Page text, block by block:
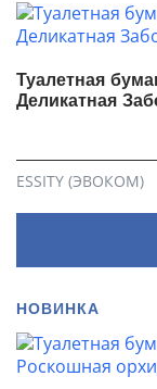
Туалетная
Деликатная
ESSITY (ЭВОКОМ)
НОВИНКА